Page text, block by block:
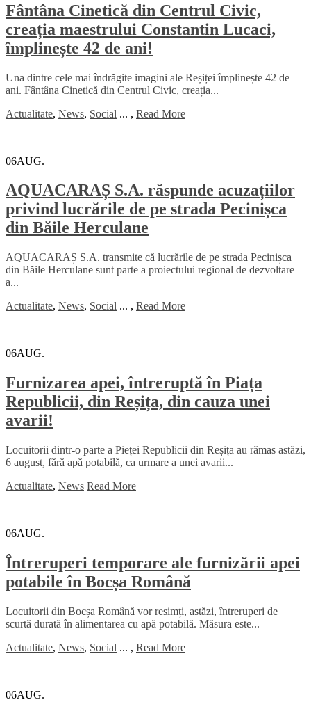
Fântâna Cinetică din Centrul Civic,
creația maestrului Constantin Lucaci,
împlinește 42 de ani!
Una dintre cele mai îndrăgite imagini ale Reșiței împlinește 42 de
ani. Fântâna Cinetică din Centrul Civic, creația...
Actualitate, News, Social ... , Read More
06AUG.
AQUACARAȘ S.A. răspunde acuzațiilor
privind lucrările de pe strada Pecinișca
din Băile Herculane
AQUACARAȘ S.A. transmite că lucrările de pe strada Pecinișca
din Băile Herculane sunt parte a proiectului regional de dezvoltare
a...
Actualitate, News, Social ... , Read More
06AUG.
Furnizarea apei, întreruptă în Piața
Republicii, din Reșița, din cauza unei
avarii!
Locuitorii dintr-o parte a Pieței Republicii din Reșița au rămas astăzi,
6 august, fără apă potabilă, ca urmare a unei avarii...
Actualitate, News Read More
06AUG.
Întreruperi temporare ale furnizării apei
potabile în Bocșa Română
Locuitorii din Bocșa Română vor resimți, astăzi, întreruperi de
scurtă durată în alimentarea cu apă potabilă. Măsura este...
Actualitate, News, Social ... , Read More
06AUG.